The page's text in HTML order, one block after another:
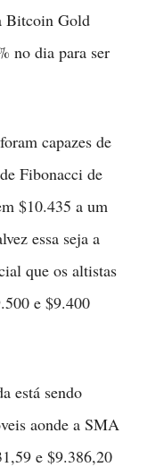
Bitcoin Gold
no dia para ser
capazes de
Fibonacci de
$10.435 a um
essa seja a
que os altistas
e $9.400
está sendo
aonde a SMA
e $9.386,20